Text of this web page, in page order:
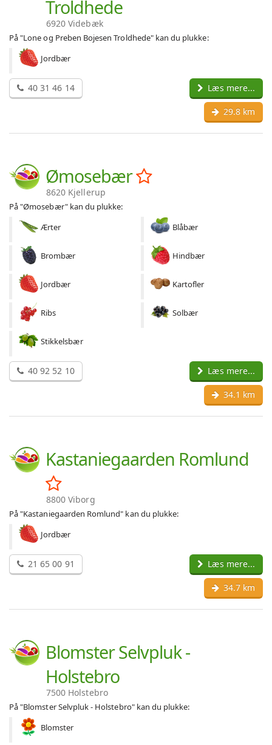
Troldhede
6920 Videbæk
På "Lone og Preben Bojesen Troldhede" kan du plukke:
Jordbær
40 31 46 14 Læs mere...
29.8 km
Ømosebær
8620 Kjellerup
På "Ømosebær" kan du plukke:
Ærter
Blåbær
Brombær Hindbær
Jordbær Kartofler
Ribs Solbær
Stikkelsbær
40 92 52 10 Læs mere...
34.1 km
Kastaniegaarden Romlund
8800 Viborg
På "Kastaniegaarden Romlund" kan du plukke:
Jordbær
21 65 00 91 Læs mere...
34.7 km
Blomster Selvpluk -
Holstebro
7500 Holstebro
På "Blomster Selvpluk - Holstebro" kan du plukke:
Blomster